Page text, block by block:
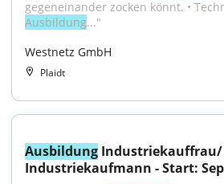
Ausbildung..."
Westnetz GmbH
Plaidt
Ausbildung Industriekauffrau/
Industriekaufmann - Start: